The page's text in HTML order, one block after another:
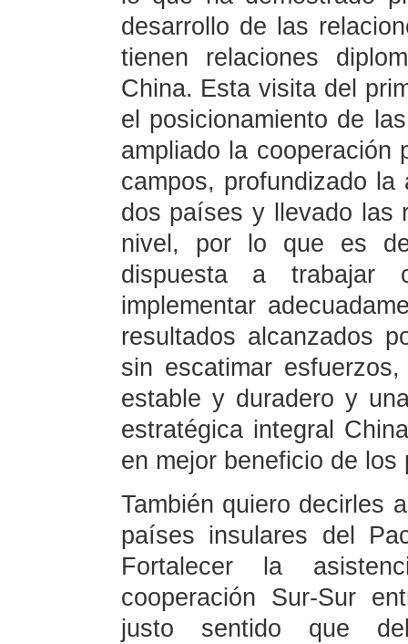
desarrollo de las
tienen relaciones
China. Esta visita del
el posicionamiento de
ampliado la cooperación
campos, profundizado
dos países y llevado las
nivel, por lo que es
dispuesta a trabajar
implementar
resultados alcanzados
sin escatimar
estable y duradero y
estratégica integral
en mejor beneficio de
También quiero decirles
países insulares del
Fortalecer la
cooperación Sur-Sur
justo sentido que